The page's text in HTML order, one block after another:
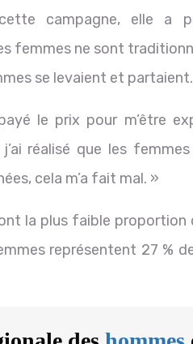
campagne, elle a
femmes ne sont
se levaient et partaient.
le prix pour m’être
réalisé que les
cela m’a fait mal. »
la plus faible
représentent 27 %